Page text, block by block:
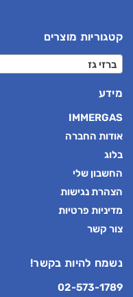
קטגוריות מוצרים
ברזי גז
מידע
IMMERGAS
אודות החברה
בלוג
החשבון שלי
הצהרת נגישות
מדיניות פרטיות
צור קשר
נשמח להיות בקשר!
02-573-1789